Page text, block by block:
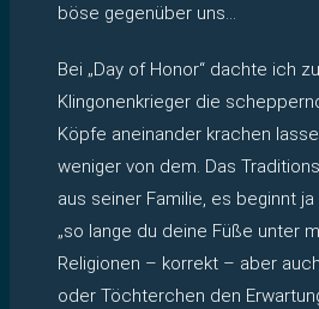
böse gegenüber uns…
Bei „Day of Honor“ dachte ich
Klingonenkrieger die
Köpfe aneinander krachen
weniger von dem. Das
aus seiner Familie, es beginnt
„so lange du deine Füße unter
Religionen – korrekt – aber
oder Töchterchen den